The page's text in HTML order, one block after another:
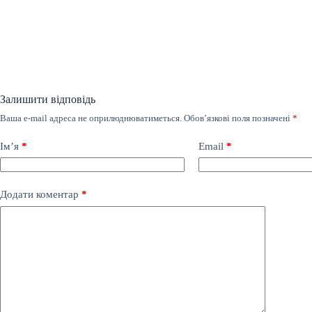
Залишити відповідь
Ваша e-mail адреса не оприлюднюватиметься. Обов’язкові поля позначені *
Ім’я * Email *
Додати коментар *